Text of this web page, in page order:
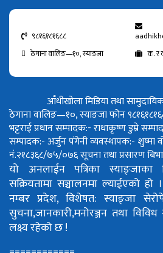
९८१६१८१६८८
ठेगाना वालिङ—१०, स्याङजा
क. र
आँधीखोला मिडिया तथा
ठेगाना वालिङ—१०, स्याङजा फोन
भट्टराईप्रधान सम्पादक:- राधाकृष्ण डुम्रे
सम्पादक:- अर्जुन पंगेनीव्यवस्थापक:- शुष्मा
नं.२१८३६८/७५/०७६सूचना तथा प्रसारण
यो अनलाईन पत्रिका स्याङ्जाका
सक्रियतामा सञ्चालनमा ल्याईएको हो ।
नम्बर प्रदेश, विशेषत: स्याङ्जा
सुचना,जानकारी,मनोरञ्जन तथा विविध
लक्ष्य रहेको छ !